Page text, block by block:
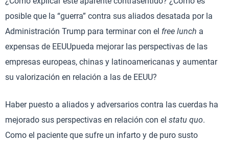
posible que la “guerra” contra sus aliados desatada por la
Administración Trump para terminar con el free lunch a
expensas de EEUUpueda mejorar las perspectivas de las
empresas europeas, chinas y latinoamericanas y aumentar
su valorización en relación a las de EEUU?
Haber puesto a aliados y adversarios contra las cuerdas ha
mejorado sus perspectivas en relación con el statu quo.
Como el paciente que sufre un infarto y de puro susto